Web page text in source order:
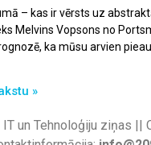
– kas ir vērsts uz
Melvins Vopsons no
ka mūsu arvien
»
un Tehnoloģiju ziņas ||